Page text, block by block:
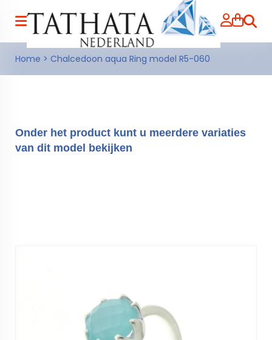
Home > Chalcedoon aqua Ring model R5-060
Onder het product kunt u meerdere variaties
van dit model bekijken